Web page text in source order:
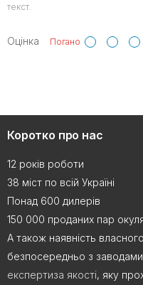
текст.
Оцінка Погано
Коротко про нас
12 років роботи
38 міст по всій Україні
Понад 600 дилерів
150 000 проданих пар
А також наявність
безпосередньо з
експертиза якості, яку